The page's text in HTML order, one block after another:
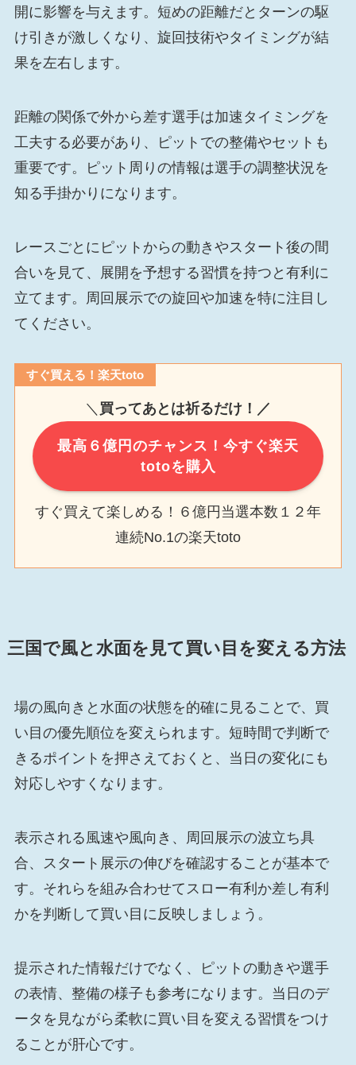
開に影響を与えます。短めの距離だとターンの駆
け引きが激しくなり、旋回技術やタイミングが結
果を左右します。
距離の関係で外から差す選手は加速タイミングを
工夫する必要があり、ピットでの整備やセットも
重要です。ピット周りの情報は選手の調整状況を
知る手掛かりになります。
レースごとにピットからの動きやスタート後の間
合いを見て、展開を予想する習慣を持つと有利に
立てます。周回展示での旋回や加速を特に注目し
てください。
すぐ買える！楽天toto
＼ 買ってあとは祈るだけ！／
最高６億円のチャンス！今すぐ楽天
totoを購入
すぐ買えて楽しめる！６億円当選本数１２年
連続No.1の楽天toto
三国で風と水面を見て買い目を変える方法
場の風向きと水面の状態を的確に見ることで、買
い目の優先順位を変えられます。短時間で判断で
きるポイントを押さえておくと、当日の変化にも
対応しやすくなります。
表示される風速や風向き、周回展示の波立ち具
合、スタート展示の伸びを確認することが基本で
す。それらを組み合わせてスロー有利か差し有利
かを判断して買い目に反映しましょう。
提示された情報だけでなく、ピットの動きや選手
の表情、整備の様子も参考になります。当日のデ
ータを見ながら柔軟に買い目を変える習慣をつけ
ることが肝心です。